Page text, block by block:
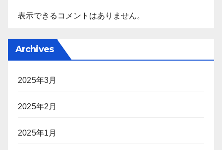
表示できるコメントはありません。
Archives
2025年3月
2025年2月
2025年1月